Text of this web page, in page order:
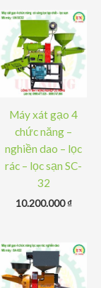
Máy xát gạo 4
chức năng –
nghiền dao – lọc
rác – lọc sạn SC-
32
10.200.000₫